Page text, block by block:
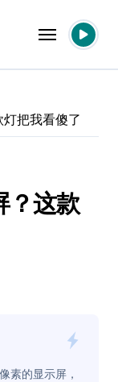
把我看傻了
？这款
素的显示屏，